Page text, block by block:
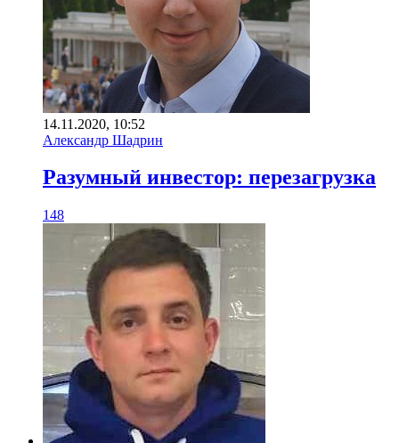
14.11.2020, 10:52
Александр Шадрин
Разумный инвестор: перезагрузка
148